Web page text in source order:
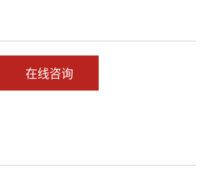
在线咨询